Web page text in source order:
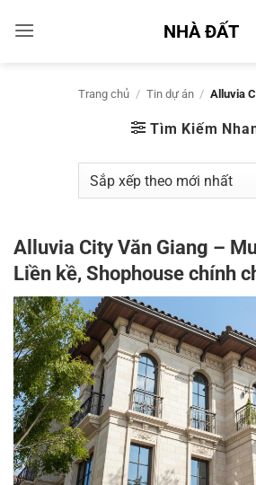
qua
NHÀ ĐẤT
Trang chủ / Tin dự án / Alluvia
Tìm Kiếm
Alluvia City Văn Giang –
Liền kề, Shophouse chính